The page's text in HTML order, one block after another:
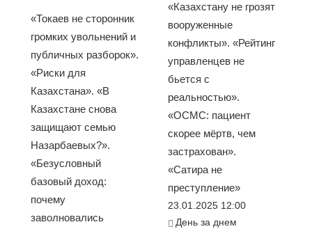
«Токаев не сторонник
громких увольнений и
публичных разборок».
«Риски для
Казахстана». «В
Казахстане снова
защищают семью
Назарбаевых?».
«Безусловный
базовый доход:
почему
заволновались
«Казахстану не грозят
вооруженные
конфликты». «Рейтинг
управленцев не
бьется с
реальностью».
«ОСМС: пациент
скорее мёртв, чем
застрахован».
«Сатира не
преступление»
23.01.2025 12:00
День за днем